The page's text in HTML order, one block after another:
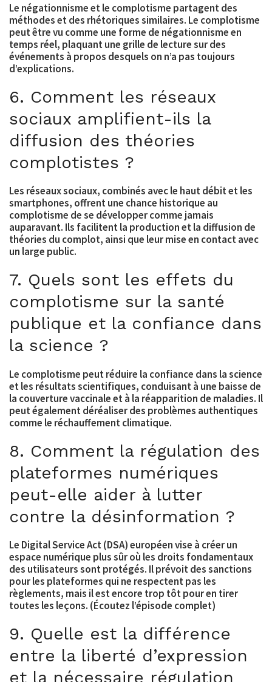
Le négationnisme et le complotisme partagent des
méthodes et des rhétoriques similaires. Le complotisme
peut être vu comme une forme de négationnisme en
temps réel, plaquant une grille de lecture sur des
événements à propos desquels on n’a pas toujours
d’explications.
6. Comment les réseaux
sociaux amplifient-ils la
diffusion des théories
complotistes ?
Les réseaux sociaux, combinés avec le haut débit et les
smartphones, offrent une chance historique au
complotisme de se développer comme jamais
auparavant. Ils facilitent la production et la diffusion de
théories du complot, ainsi que leur mise en contact avec
un large public.
7. Quels sont les effets du
complotisme sur la santé
publique et la confiance dans
la science ?
Le complotisme peut réduire la confiance dans la science
et les résultats scientifiques, conduisant à une baisse de
la couverture vaccinale et à la réapparition de maladies. Il
peut également déréaliser des problèmes authentiques
comme le réchauffement climatique.
8. Comment la régulation des
plateformes numériques
peut-elle aider à lutter
contre la désinformation ?
Le Digital Service Act (DSA) européen vise à créer un
espace numérique plus sûr où les droits fondamentaux
des utilisateurs sont protégés. Il prévoit des sanctions
pour les plateformes qui ne respectent pas les
règlements, mais il est encore trop tôt pour en tirer
toutes les leçons. (Écoutez l’épisode complet)
9. Quelle est la différence
entre la liberté d’expression
et la nécessaire régulation